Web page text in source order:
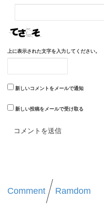
上に表示された文字を入力してください。
新しいコメントをメールで通知
新しい投稿をメールで受け取る
Comment Ramdom